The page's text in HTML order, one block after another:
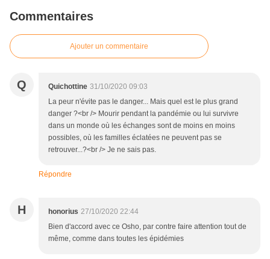
Commentaires
Ajouter un commentaire
Q Quichottine 31/10/2020 09:03
La peur n'évite pas le danger... Mais quel est le plus grand
danger ?<br /> Mourir pendant la pandémie ou lui survivre
dans un monde où les échanges sont de moins en moins
possibles, où les familles éclatées ne peuvent pas se
retrouver...?<br /> Je ne sais pas.
Répondre
H honorius 27/10/2020 22:44
Bien d'accord avec ce Osho, par contre faire attention tout de
même, comme dans toutes les épidémies